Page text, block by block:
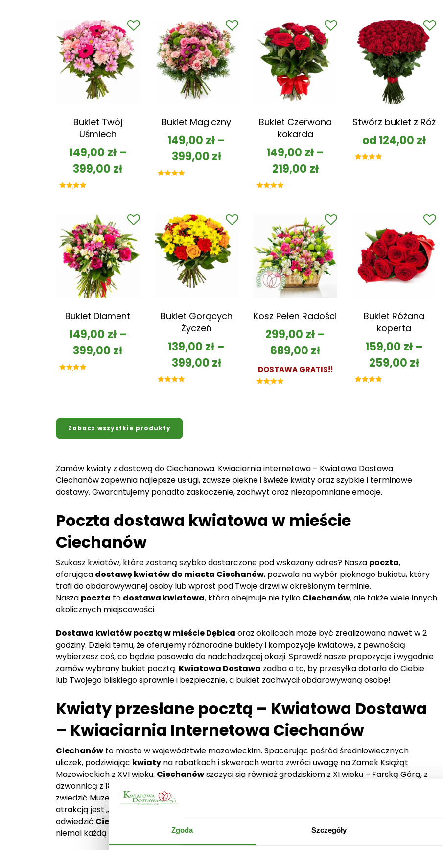
Zgoda Szczegóły
Bukiet Twój
Uśmiech
149,00 zł–
399,00 zł
Bukiet Magiczny
149,00 zł –
399,00 zł
Bukiet Czerwona
kokarda
149,00 zł –
219,00 zł
Stwórz bukiet z Róż
od 124,00 zł
Bukiet Diament
149,00 zł–
399,00 zł
Bukiet Gorących
Życzeń
139,00 zł –
399,00 zł
Kosz Pełen Radości
299,00 zł –
689,00 zł
DOSTAWA GRATIS!!
Bukiet Różana
koperta
159,00 zł–
259,00 zł
Zobacz wszystkie produkty
Zamów kwiaty z dostawą do Ciechanowa. Kwiaciarnia internetowa – Kwiatowa Dostawa
Ciechanów zapewnia najlepsze usługi, zawsze piękne i świeże kwiaty oraz szybkie i terminowe
dostawy. Gwarantujemy ponadto zaskoczenie, zachwyt oraz niezapomniane emocje.
Poczta dostawa kwiatowa w mieście
Ciechanów
Szukasz kwiatów, które zostaną szybko dostarczone pod wskazany adres? Nasza poczta,
oferująca dostawę kwiatów do miasta Ciechanów, pozwala na wybór pięknego bukietu, który
trafi do obdarowywanej osoby lub wprost pod Twoje drzwi w określonym terminie.
Nasza poczta to dostawa kwiatowa, która obejmuje nie tylko Ciechanów, ale także wiele innych
okolicznych miejscowości.
Dostawa kwiatów pocztą w mieście Dębica oraz okolicach może być zrealizowana nawet w 2
godziny. Dzięki temu, że oferujemy różnorodne bukiety i kompozycje kwiatowe, z pewnością
wybierzesz coś, co będzie pasowało do nadchodzącej okazji. Sprawdź nasze propozycje i wygodnie
zamów wybrany bukiet pocztą. Kwiatowa Dostawa zadba o to, by przesyłka dotarła do Ciebie
lub Twojego bliskiego sprawnie i bezpiecznie, a bukiet zachwycił obdarowywaną osobę!
Kwiaty przesłane pocztą – Kwiatowa Dostawa
– Kwiaciarnia Internetowa Ciechanów
Ciechanów to miasto w województwie mazowieckim. Spacerując pośród średniowiecznych
uliczek, podziwiając kwiaty na rabatkach i skwerach warto zwróci uwagę na Zamek Książąt
Mazowieckich z XVI wieku. Ciechanówszczyci się również grodziskiem z XI wieku – Farską Górą, z
dzwonnicą z 1889 roku oraz neogotyckim ratuszem. Będąc w Ciechanowie koniecznie należy
zwiedzić Muzeum Szlachty Mazowieckiej, wieżę ciśnień i kościół farny z XVI wieku. Niecodzienną
atrakcją jest „Krzywa Hala” – główny budynek niemieckiej dzielnicy. Najlepiej
odwiedzić Ciechanów
niemal każdą ulicę.